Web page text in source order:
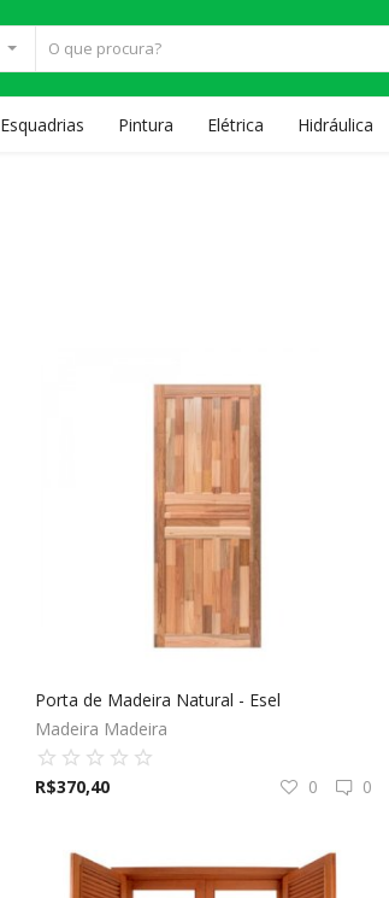
Esquadrias Pintura Elétrica Hidráulica
Porta de Madeira Natural - Esel
Madeira Madeira
R$370,40 0
0